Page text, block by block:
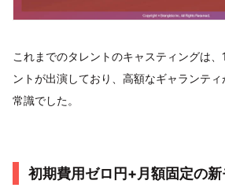
これまでのタレントのキャスティングは
ントが出演しており、高額なギャランテ
常識でした。
初期費用ゼロ円+月額固定の